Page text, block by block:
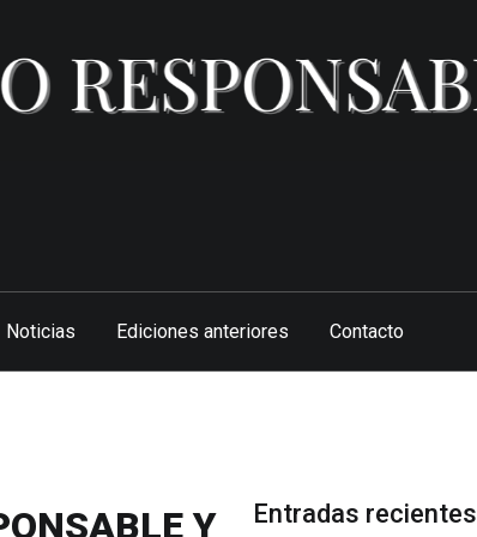
Noticias Ediciones anteriores Contacto
Y
Entradas recientes